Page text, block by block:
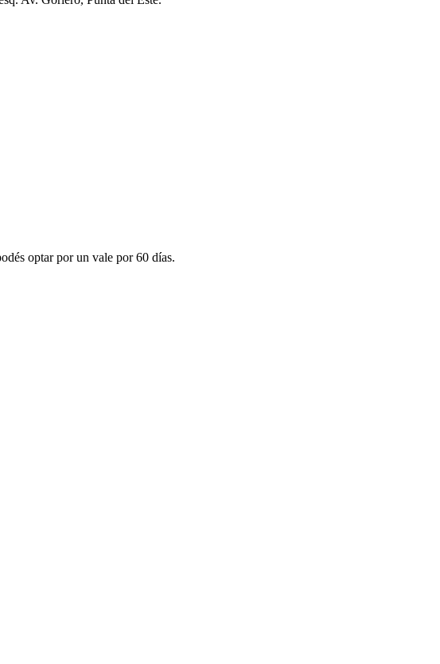
optar por un vale por 60 días.